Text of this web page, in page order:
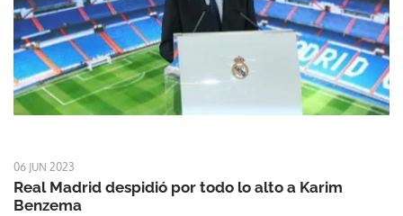
06 JUN 2023
Real Madrid despidió por todo lo alto a Karim
Benzema